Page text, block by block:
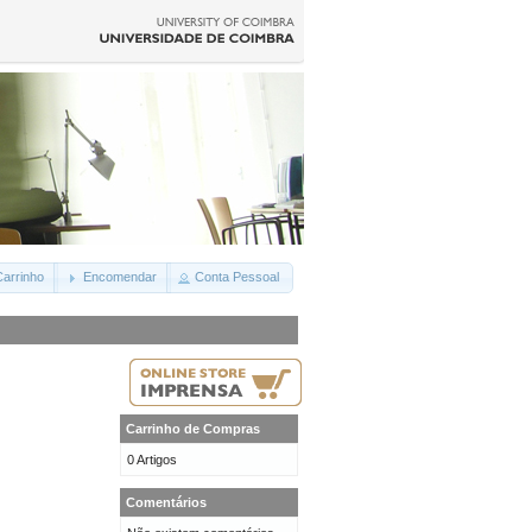
Encomendar Conta Pessoal
Carrinho de Compras
0 Artigos
Comentários